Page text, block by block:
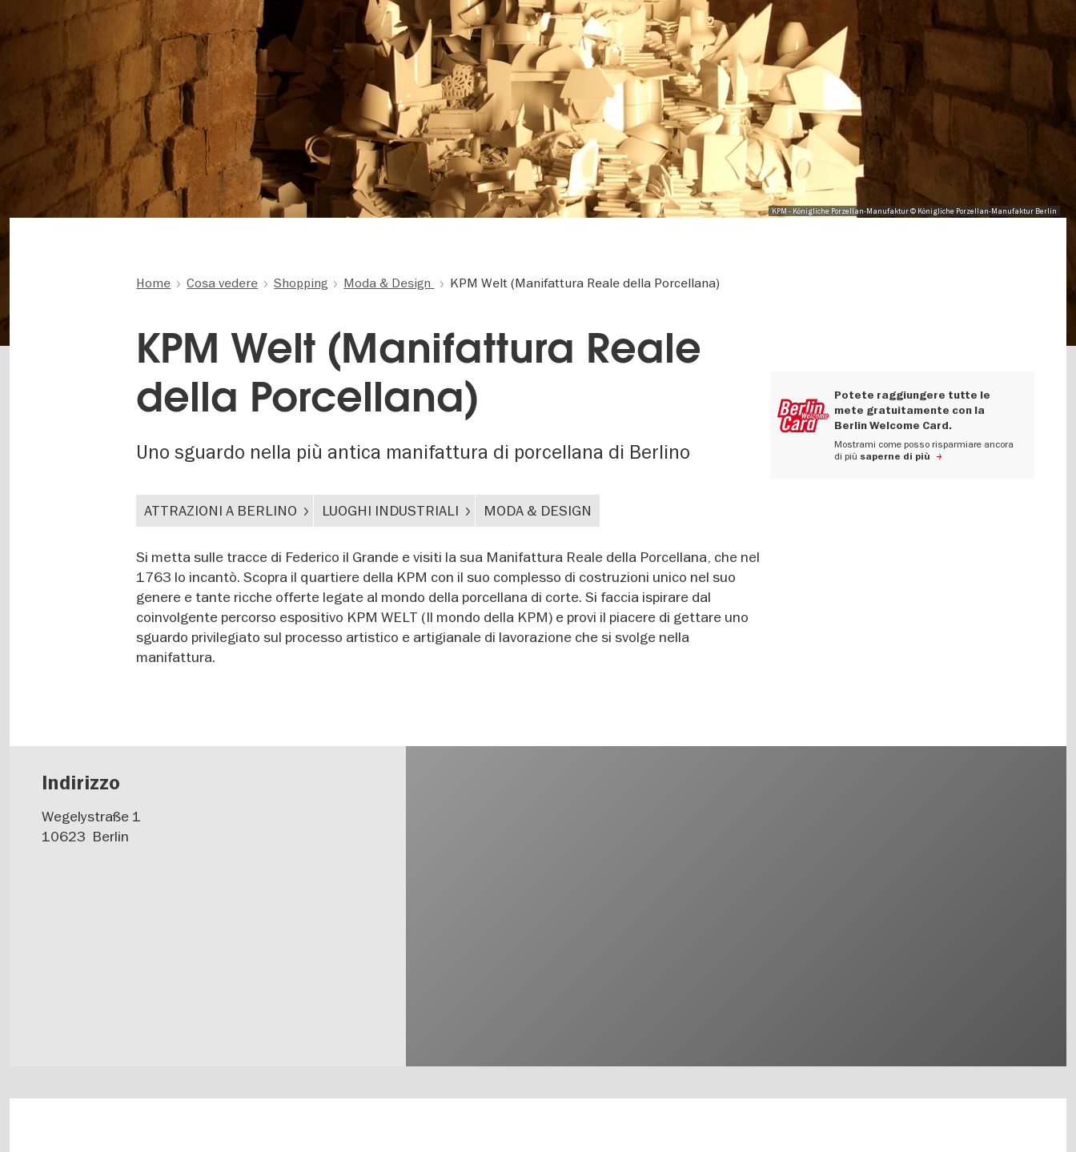
KPM - Königliche Porzellan-Manufaktur © Königliche Porzellan-Manufaktur Berlin
Home Cosa vedere Shopping Moda & Design KPM Welt (Manifattura Reale della Porcellana)
KPM Welt (Manifattura Reale
della Porcellana)
Uno sguardo nella più antica manifattura di porcellana di Berlino
Potete raggiungere tutte le
mete gratuitamente con la
Berlin Welcome Card.
Mostrami come posso risparmiare ancora
di più saperne di più
ATTRAZIONI A BERLINO LUOGHI INDUSTRIALI MODA & DESIGN
Si metta sulle tracce di Federico il Grande e visiti la sua Manifattura Reale della Porcellana, che nel
1763 lo incantò. Scopra il quartiere della KPM con il suo complesso di costruzioni unico nel suo
genere e tante ricche offerte legate al mondo della porcellana di corte. Si faccia ispirare dal
coinvolgente percorso espositivo KPM WELT (Il mondo della KPM) e provi il piacere di gettare uno
sguardo privilegiato sul processo artistico e artigianale di lavorazione che si svolge nella
manifattura.
Indirizzo
Wegelystraße 1
10623 Berlin